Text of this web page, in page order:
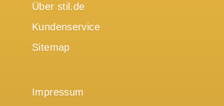
Über stil.de
Kundenservice
Sitemap
Impressum